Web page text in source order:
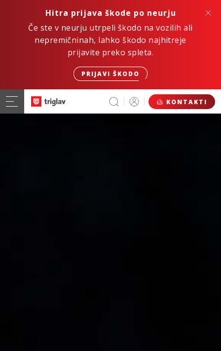
Hitra prijava škode po neurju
Če ste v neurju utrpeli škodo na vozilih ali
nepremičninah, lahko škodo najhitreje
prijavite preko spleta.
PRIJAVI ŠKODO
KONTAKTI